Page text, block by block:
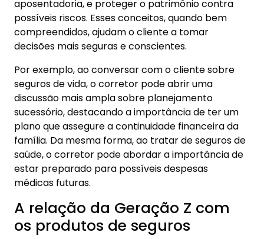
aposentadoria, e proteger o patrimônio contra
possíveis riscos. Esses conceitos, quando bem
compreendidos, ajudam o cliente a tomar
decisões mais seguras e conscientes.
Por exemplo, ao conversar com o cliente sobre
seguros de vida, o corretor pode abrir uma
discussão mais ampla sobre planejamento
sucessório, destacando a importância de ter um
plano que assegure a continuidade financeira da
família. Da mesma forma, ao tratar de seguros de
saúde, o corretor pode abordar a importância de
estar preparado para possíveis despesas
médicas futuras.
A relação da Geração Z com
os produtos de seguros